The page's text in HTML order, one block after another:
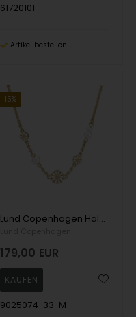
61720101
Artikel bestellen
15%
Lund Copenhagen Halskette, model 9025074-33-M
179,00 EUR
9025074-33-M